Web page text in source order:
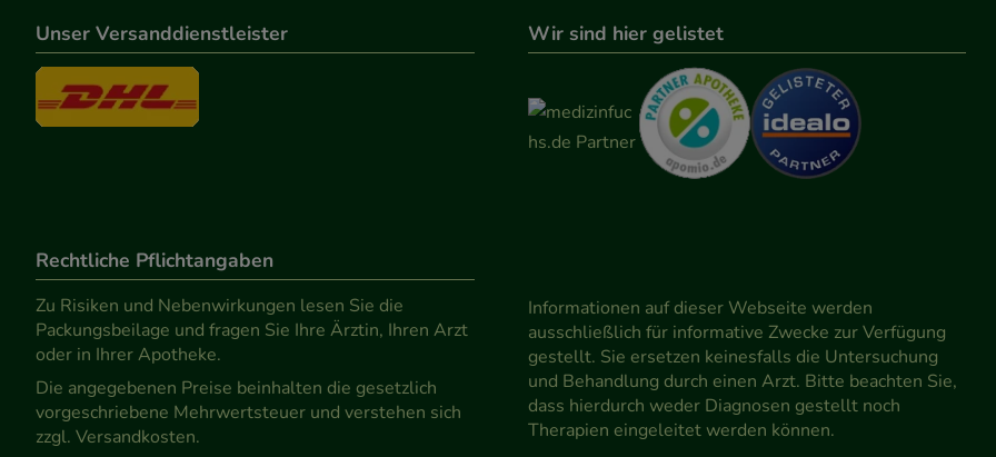
Unser Versanddienstleister Wir sind hier gelistet
Rechtliche Pflichtangaben
Zu Risiken und Nebenwirkungen lesen Sie die
Packungsbeilage und fragen Sie Ihre Ärztin, Ihren Arzt
oder in Ihrer Apotheke.
Die angegebenen Preise beinhalten die gesetzlich
vorgeschriebene Mehrwertsteuer und verstehen sich
zzgl. Versandkosten.
Informationen auf dieser Webseite werden
ausschließlich für informative Zwecke zur Verfügung
gestellt. Sie ersetzen keinesfalls die Untersuchung
und Behandlung durch einen Arzt. Bitte beachten Sie,
dass hierdurch weder Diagnosen gestellt noch
Therapien eingeleitet werden können.